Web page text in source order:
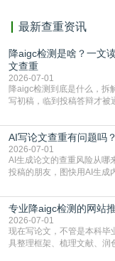
最新查重资讯
降aigc检测是啥？一文
文查重
2026-07-01
降aigc检测到底是什么，拆
写初稿，临到投稿答辩才被
怕是已经入行的科研人员，
准。其实，降aigc检测是伴
了满足现在高校、期刊对AI生
AI写论文查重有问题吗
2026-07-01
AI生成论文的查重风险从哪
投稿的朋友，图快用AI生成
自带不可忽视的查重风险。
于训练数据的概率拼接，不
有的高频公共表述，甚至直
专业降aigc检测的网站
2026-07-01
现在写论文，不管是本科毕
具整理框架、梳理文献、润